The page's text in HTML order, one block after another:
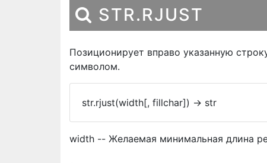
STR.RJUST
Позиционирует вправо указанную
символом.
str.rjust(width[, fillchar]) -> str
width -- Желаемая минимальная длина